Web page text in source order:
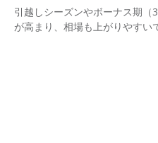
引越しシーズンやボーナス期
が高まり、相場も上がりやすい